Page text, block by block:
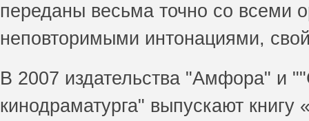
переданы весьма точно со всеми
неповторимыми интонациями,
В 2007 издательства "Амфора" и
кинодраматурга" выпускают